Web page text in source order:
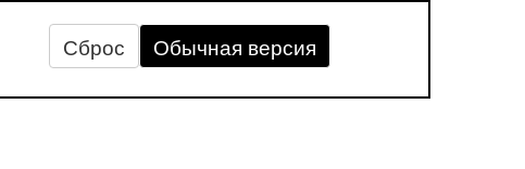
Сброс Обычная версия